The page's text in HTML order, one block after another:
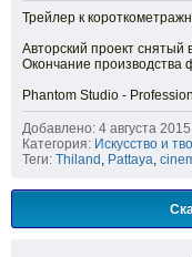
Трейлер к
Авторский проект снятый
Окончание производства
Phantom Studio -
Добавлено: 4 августа
Категория: Искусство и
Теги: Thiland Pattaya